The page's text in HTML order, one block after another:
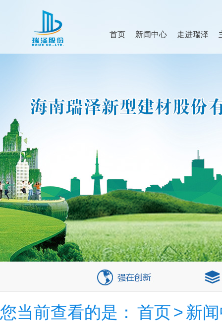
首页 新闻中心 走进瑞泽
您当前查看的是： 首页> 新